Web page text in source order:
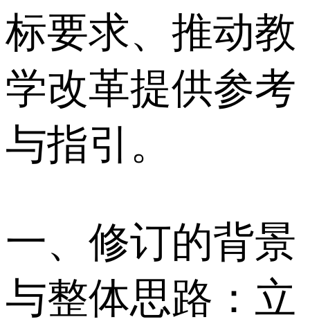
标要求、推动教
学改革提供参考
与指引。
一、修订的背景
与整体思路：立